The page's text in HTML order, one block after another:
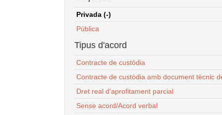
Privada (-)
Pública
Tipus d'acord
Contracte de custòdia
Contracte de custòdia amb document tècnic
Dret real d'aprofitament parcial
Sense acord/Acord verbal